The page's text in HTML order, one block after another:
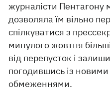
журналісти Пентагону
дозволяла їм вільно
спілкуватися з
минулого жовтня
від перепусток і
погодившись із
обмеженнями.